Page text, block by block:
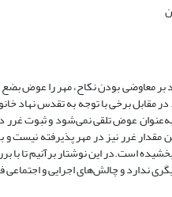
معاوضی بودن نکاح، مهر را عوض بضع
مقابل برخی با توجه به تقدس نهاد
عوض تلقی نمی‌شود و ثبوت غرر
غرر نیز در مهر پذیرفته نیست و
است.در این نوشتار برآنیم تا با
ندارد و چالش‌های اجرایی و اجتماعی